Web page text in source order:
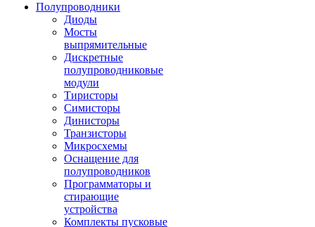
Полупроводники
Диоды
Мосты
выпрямительные
Дискретные
полупроводниковые
модули
Тиристоры
Симисторы
Динисторы
Транзисторы
Микросхемы
Оснащение для
полупроводников
Программаторы и
стирающие
устройства
Комплекты пусковые